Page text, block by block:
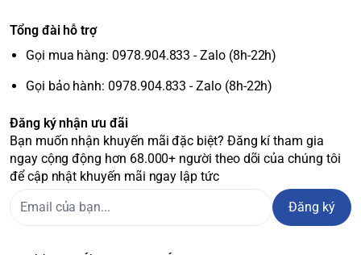
ở bảng điều khiển.*Chế độ “Thịt & Cá”: Thanh kéo ở “Max”
mềm”: Thanh kéo ở “Max” và chọn nhiệt độ 1°C ở bảng điều
khiển.*Chế độ “Làm lạnh nhanh”: Thanh kéo ở “Max” và
Bảo toàn dưỡng chất & giữ
tươi lâu hơn gấp 2 lần
Ngăn đông mềm linh hoạt Optimal Fresh+ ở chế độ “Đông
mềm” giữ thịt, cá tươi lâu hơn gấp 2 lần*, bảo toàn trọn
Tổng đài hỗ trợ
Gọi mua hàng: 0978.904.833 - Zalo (8h-22h)
Gọi bảo hành: 0978.904.833 - Zalo (8h-22h)
Đăng ký nhận ưu đãi
Bạn muốn nhận khuyến mãi đặc biệt? Đăng kí tham gia
ngay cộng động hơn 68.000+ người theo dõi của chúng tôi
để cập nhật khuyến mãi ngay lập tức
Đăng ký